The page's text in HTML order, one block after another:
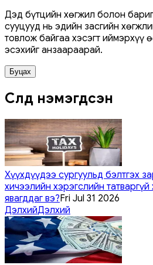
Дэд бүтцийн хөгжил болон
сууцууд нь эдийн засгийн
товлож байгаа хэсэгт иймэрхүү
эсэхийг анзаараарай.
Буцах
Сүүлд нэмэгдсэн
Хүүхдүүдээ сургуульд бэлтгэх
хичээлийн хэрэгслийн
явагддаг вэ?Fri Jul 31 2026
ДэлхийДэлхий